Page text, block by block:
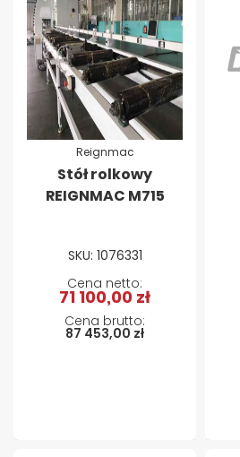
Reignmac
Stół rolkowy
REIGNMAC M715
SKU: 1076331
87 453,00 zł
71 100,00 zł